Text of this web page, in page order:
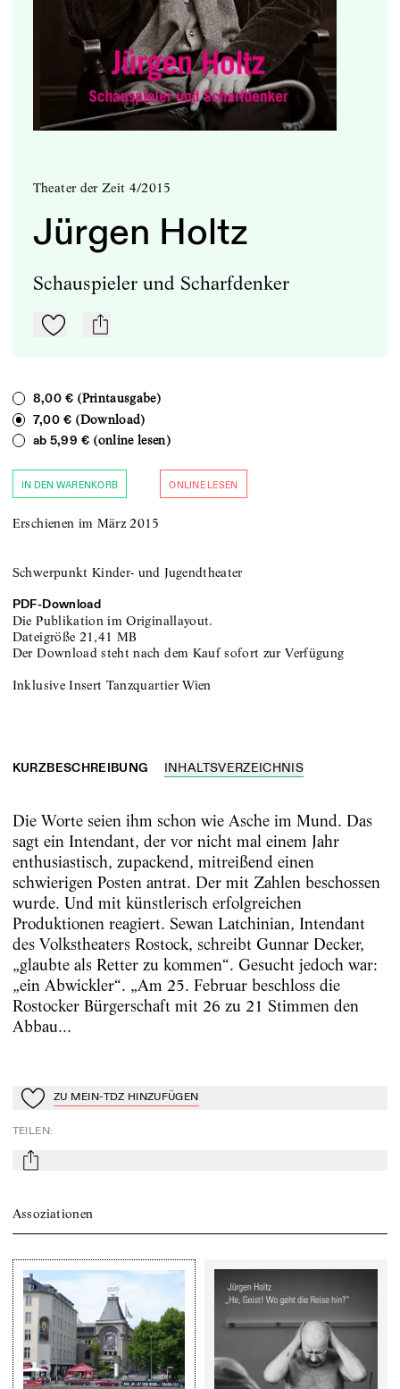
Theater der Zeit 4/2015
Jürgen Holtz
Schauspieler und Scharfdenker
Zu Mein-TdZ hinzufügen
mail
8,00 €(Printausgabe)
7,00 €(Download)
ab 5,99 € (online lesen)
IN DEN WARENKORB ONLINE LESEN
Erschienen im März 2015
Schwerpunkt Kinder- und Jugendtheater
PDF-Download
Die Publikation im Originallayout.
Dateigröße 21,41 MB
Der Download steht nach dem Kauf sofort zur Verfügung
Inklusive Insert Tanzquartier Wien
KURZBESCHREIBUNG INHALTSVERZEICHNIS
Die Worte seien ihm schon wie Asche im Mund. Das
sagt ein Intendant, der vor nicht mal einem Jahr
enthusiastisch, zupackend, mitreißend einen
schwierigen Posten antrat. Der mit Zahlen beschossen
wurde. Und mit künstlerisch erfolgreichen
Produktionen reagiert. Sewan Latchinian, Intendant
des Volkstheaters Rostock, schreibt Gunnar Decker,
„glaubte als Retter zu kommen“. Gesucht jedoch war:
„ein Abwickler“. „Am 25. Februar beschloss die
Rostocker Bürgerschaft mit 26 zu 21 Stimmen den
Abbau...
Zu Mein-TdZ hinzufügen
ZU MEIN-TDZ HINZUFÜGEN
TEILEN:
mail
Assoziationen